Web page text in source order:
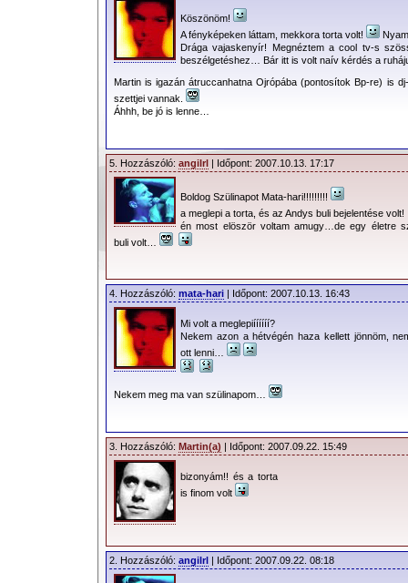
Köszönöm!
A fényképeken láttam, mekkora torta volt!
Drága vajaskenyír! Megnéztem a cool tv-s
beszélgetéshez… Bár itt is volt naív kérdés a
Martin is igazán átruccanhatna Ojrópába (pontosítok Bp-re) is
szettjei vannak.
Áhhh, be jó is lenne…
5. Hozzászóló: angilrl | Időpont: 2007.10.13. 17:17
Boldog Szülinapot Mata-hari!!!!!!!!!
a meglepi a torta, és az Andys buli bejelentése
én most elöször voltam amugy…de egy életre
buli volt…
4. Hozzászóló: mata-hari | Időpont: 2007.10.13. 16:43
Mi volt a meglepiíííííí?
Nekem azon a hétvégén haza kellett jönnöm,
ott lenni…
Nekem meg ma van szülinapom…
3. Hozzászóló: Martin(a) | Időpont: 2007.09.22. 15:49
bizonyám!! és a torta
is finom volt
2. Hozzászóló: angilrl | Időpont: 2007.09.22. 08:18